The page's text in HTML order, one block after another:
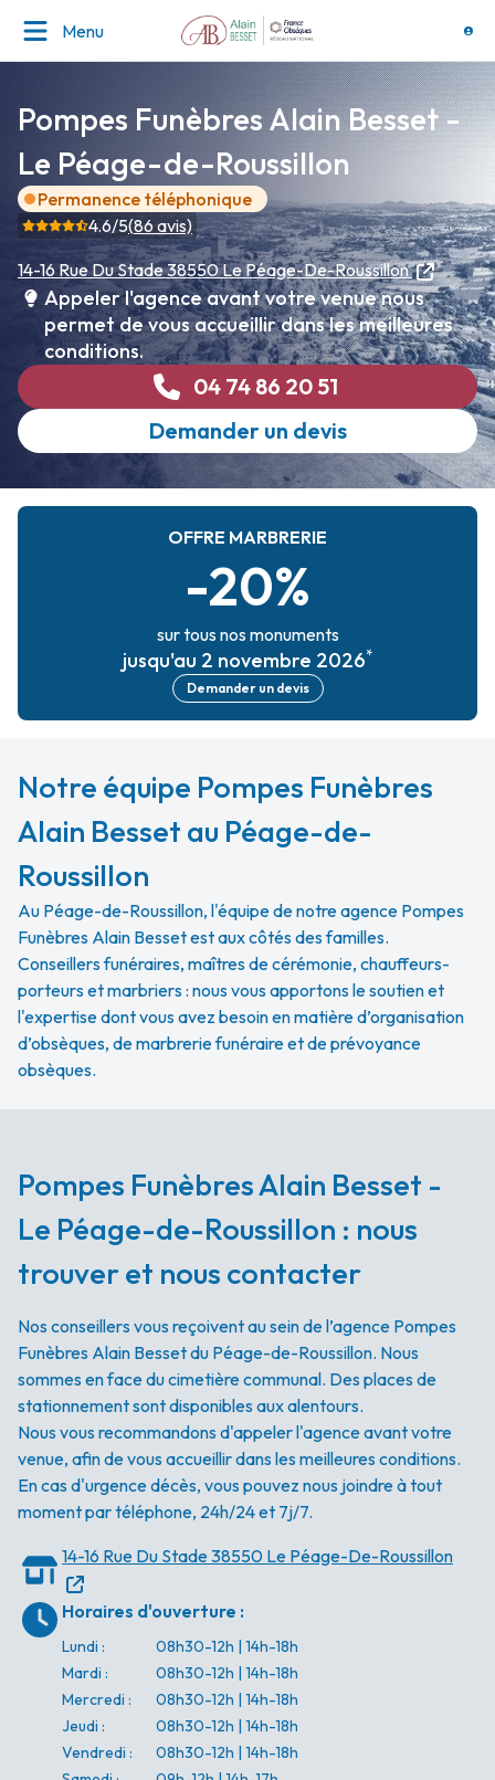
Menu
Pompes Funèbres Alain Besset -
Le Péage-de-Roussillon
Permanence téléphonique
4.6/5(86avis)
14-16 Rue Du Stade38550 Le Péage-De-Roussillon
04 74 86 20 51
Demander un devis
Appeler l'agence avant votre venue nous
permet de vous accueillir dans les meilleures
conditions.
OFFRE MARBRERIE
-20%
sur tous nos monuments
jusqu'au 2 novembre 2026*
Demander un devis
Notre équipe Pompes Funèbres
Alain Besset au Péage-de-
Roussillon
Au Péage-de-Roussillon, l'équipe de notre agence Pompes
Funèbres Alain Besset est aux côtés des familles.
Conseillers funéraires, maîtres de cérémonie, chauffeurs-
porteurs et marbriers : nous vous apportons le soutien et
l'expertise dont vous avez besoin en matière d’organisation
d’obsèques, de marbrerie funéraire et de prévoyance
obsèques.
Pompes Funèbres Alain Besset -
Le Péage-de-Roussillon : nous
trouver et nous contacter
Nos conseillers vous reçoivent au sein de l’agence Pompes
Funèbres Alain Besset du Péage-de-Roussillon. Nous
sommes en face du cimetière communal. Des places de
stationnement sont disponibles aux alentours.
Nous vous recommandons d'appeler l'agence avant votre
venue, afin de vous accueillir dans les meilleures conditions.
En cas d'urgence décès, vous pouvez nous joindre à tout
moment par téléphone, 24h/24 et 7j/7.
14-16 Rue Du Stade38550 Le Péage-De-Roussillon
Horaires d'ouverture :
Lundi :
08h30-12h | 14h-18h
Mardi :
08h30-12h | 14h-18h
Mercredi :
08h30-12h | 14h-18h
Jeudi :
08h30-12h | 14h-18h
Vendredi :
08h30-12h | 14h-18h